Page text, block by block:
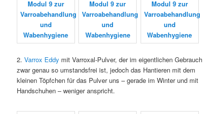
2.Varrox Eddy mit Varroxal-Pulver, der im eigentlichen Gebrauch
zwar genau so umstandsfrei ist, jedoch das Hantieren mit dem
kleinen Töpfchen für das Pulver uns – gerade im Winter und mit
Handschuhen – weniger anspricht.